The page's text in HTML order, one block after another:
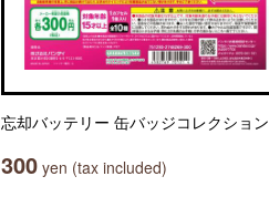
忘却バッテリー 缶バッジコレクション
300 yen (tax included)